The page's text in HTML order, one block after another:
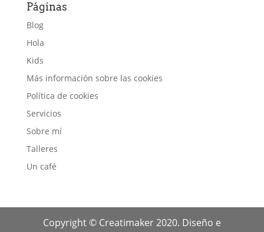
Páginas
Blog
Hola
Kids
Más información sobre las cookies
Política de cookies
Servicios
Sobre mí
Talleres
Un café
Copyright © Creatimaker 2020. Diseño e